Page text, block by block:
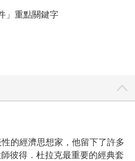
」重點關鍵字
的經濟思想家，他留下了許多
彼得．杜拉克最重要的經典套